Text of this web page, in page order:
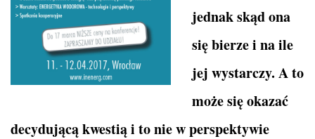
jednak skąd ona
się bierze i na ile
jej wystarczy. A to
może się okazać
decydującą kwestią i to nie w perspektywie